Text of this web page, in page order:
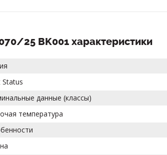
25 BK001 характеристики
Status
данные (классы)
температура